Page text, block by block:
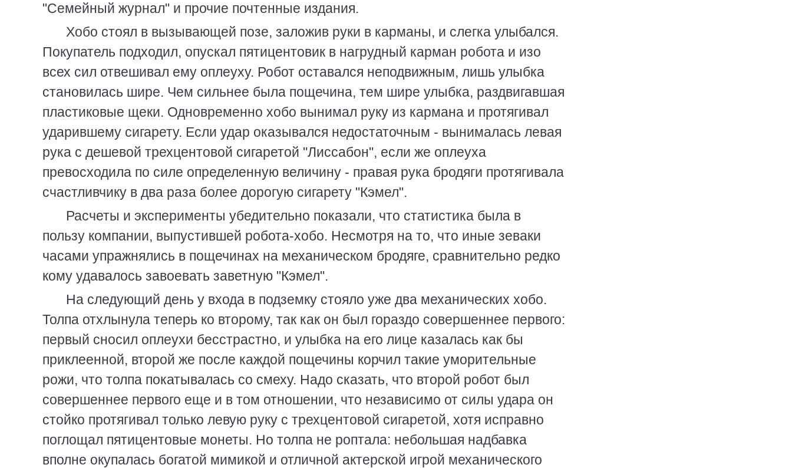
"Семейный журнал" и прочие почтенные издания.
Хобо стоял в вызывающей позе, заложив руки в карманы, и слегка улыбался.
Покупатель подходил, опускал пятицентовик в нагрудный карман робота и изо
всех сил отвешивал ему оплеуху. Робот оставался неподвижным, лишь улыбка
становилась шире. Чем сильнее была пощечина, тем шире улыбка, раздвигавшая
пластиковые щеки. Одновременно хобо вынимал руку из кармана и протягивал
ударившему сигарету. Если удар оказывался недостаточным - вынималась левая
рука с дешевой трехцентовой сигаретой "Лиссабон", если же оплеуха
превосходила по силе определенную величину - правая рука бродяги протягивала
счастливчику в два раза более дорогую сигарету "Кэмел".
Расчеты и эксперименты убедительно показали, что статистика была в
пользу компании, выпустившей робота-хобо. Несмотря на то, что иные зеваки
часами упражнялись в пощечинах на механическом бродяге, сравнительно редко
кому удавалось завоевать заветную "Кэмел".
На следующий день у входа в подземку стояло уже два механических хобо.
Толпа отхлынула теперь ко второму, так как он был гораздо совершеннее первого:
первый сносил оплеухи бесстрастно, и улыбка на его лице казалась как бы
приклеенной, второй же после каждой пощечины корчил такие уморительные
рожи, что толпа покатывалась со смеху. Надо сказать, что второй робот был
совершеннее первого еще и в том отношении, что независимо от силы удара он
стойко протягивал только левую руку с трехцентовой сигаретой, хотя исправно
поглощал пятицентовые монеты. Но толпа не роптала: небольшая надбавка
вполне окупалась богатой мимикой и отличной актерской игрой механического